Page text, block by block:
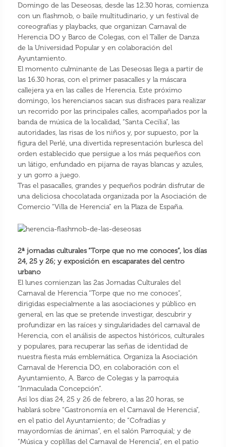
Domingo de las Deseosas, desde las 12.30 horas, comienza
con un flashmob, o baile multitudinario, y un festival de
coreografías y playbacks, que organizan Carnaval de
Herencia DO y Barco de Colegas, con el Taller de Danza
de la Universidad Popular y en colaboración del
Ayuntamiento.
El momento culminante de Las Deseosas llega a partir de
las 16.30 horas, con el primer pasacalles y la máscara
callejera ya en las calles de Herencia. Este próximo
domingo, los herencianos sacan sus disfraces para realizar
un recorrido por las principales calles, acompañados por la
banda de música de la localidad, “Santa Cecilia”, las
autoridades, las risas de los niños y, por supuesto, por la
figura del Perlé, una divertida representación burlesca del
orden establecido que persigue a los más pequeños con
un látigo, enfundado en pijama de rayas blancas y azules,
y un gorro a juego.
Tras el pasacalles, grandes y pequeños podrán disfrutar de
una deliciosa chocolatada organizada por la Asociación de
Comercio “Villa de Herencia” en la Plaza de España.
2ª jornadas culturales “Torpe que no me conoces”, los días
24, 25 y 26; y exposición en escaparates del centro
urbano
El lunes comienzan las 2as Jornadas Culturales del
Carnaval de Herencia “Torpe que no me conoces”,
dirigidas especialmente a las asociaciones y público en
general, en las que se pretende investigar, descubrir y
profundizar en las raíces y singularidades del carnaval de
Herencia, con el análisis de aspectos históricos, culturales
y populares, para recuperar las señas de identidad de
nuestra fiesta más emblemática. Organiza la Asociación
Carnaval de Herencia DO, en colaboración con el
Ayuntamiento, A. Barco de Colegas y la parroquia
“Inmaculada Concepción”.
Así los días 24, 25 y 26 de febrero, a las 20 horas, se
hablará sobre “Gastronomía en el Carnaval de Herencia”,
en el patio del Ayuntamiento; de “Cofradías y
mayordomías de ánimas”, en el salón Parroquial; y de
“Música y coplillas del Carnaval de Herencia”, en el patio